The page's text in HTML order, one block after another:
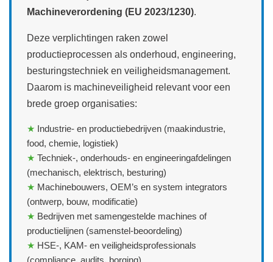
Machineverordening (EU 2023/1230).
Deze verplichtingen raken zowel
productieprocessen als onderhoud, engineering,
besturingstechniek en veiligheidsmanagement.
Daarom is machineveiligheid relevant voor een
brede groep organisaties:
★ Industrie‑ en productiebedrijven (maakindustrie,
food, chemie, logistiek)
★ Techniek‑, onderhouds‑ en engineeringafdelingen
(mechanisch, elektrisch, besturing)
★ Machinebouwers, OEM’s en system integrators
(ontwerp, bouw, modificatie)
★ Bedrijven met samengestelde machines of
productielijnen (samenstel‑beoordeling)
★ HSE‑, KAM‑ en veiligheidsprofessionals
(compliance, audits, borging)